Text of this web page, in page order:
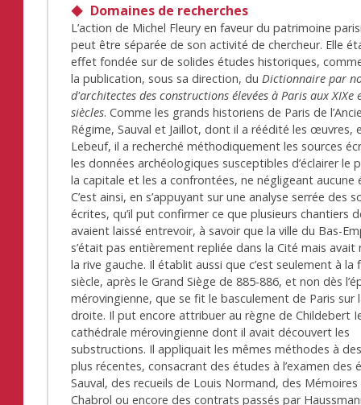
Domaines de recherches
L’action de Michel Fleury en faveur du patrimoine
peut être séparée de son activité de chercheur. Elle
effet fondée sur de solides études historiques,
la publication, sous sa direction, du Dictionnaire par
d'architectes des constructions élevées à Paris aux XIXe
siècles. Comme les grands historiens de Paris de
Régime, Sauval et Jaillot, dont il a réédité les œuvres,
Lebeuf, il a recherché méthodiquement les sources
les données archéologiques susceptibles d’éclairer le
la capitale et les a confrontées, ne négligeant aucune
C’est ainsi, en s’appuyant sur une analyse serrée des
écrites, qu’il put confirmer ce que plusieurs chantiers
avaient laissé entrevoir, à savoir que la ville du Bas-
s’était pas entièrement repliée dans la Cité mais avait
la rive gauche. Il établit aussi que c’est seulement à la
siècle, après le Grand Siège de 885-886, et non dès
mérovingienne, que se fit le basculement de Paris sur
droite. Il put encore attribuer au règne de Childebert
cathédrale mérovingienne dont il avait découvert les
substructions. Il appliquait les mêmes méthodes à
plus récentes, consacrant des études à l’examen des
Sauval, des recueils de Louis Normand, des
Chabrol ou encore des contrats passés par